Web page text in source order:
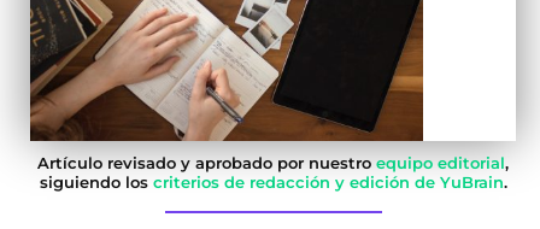
Artículo revisado y aprobado por nuestro equipo editorial,
siguiendo los criterios de redacción y edición de YuBrain.